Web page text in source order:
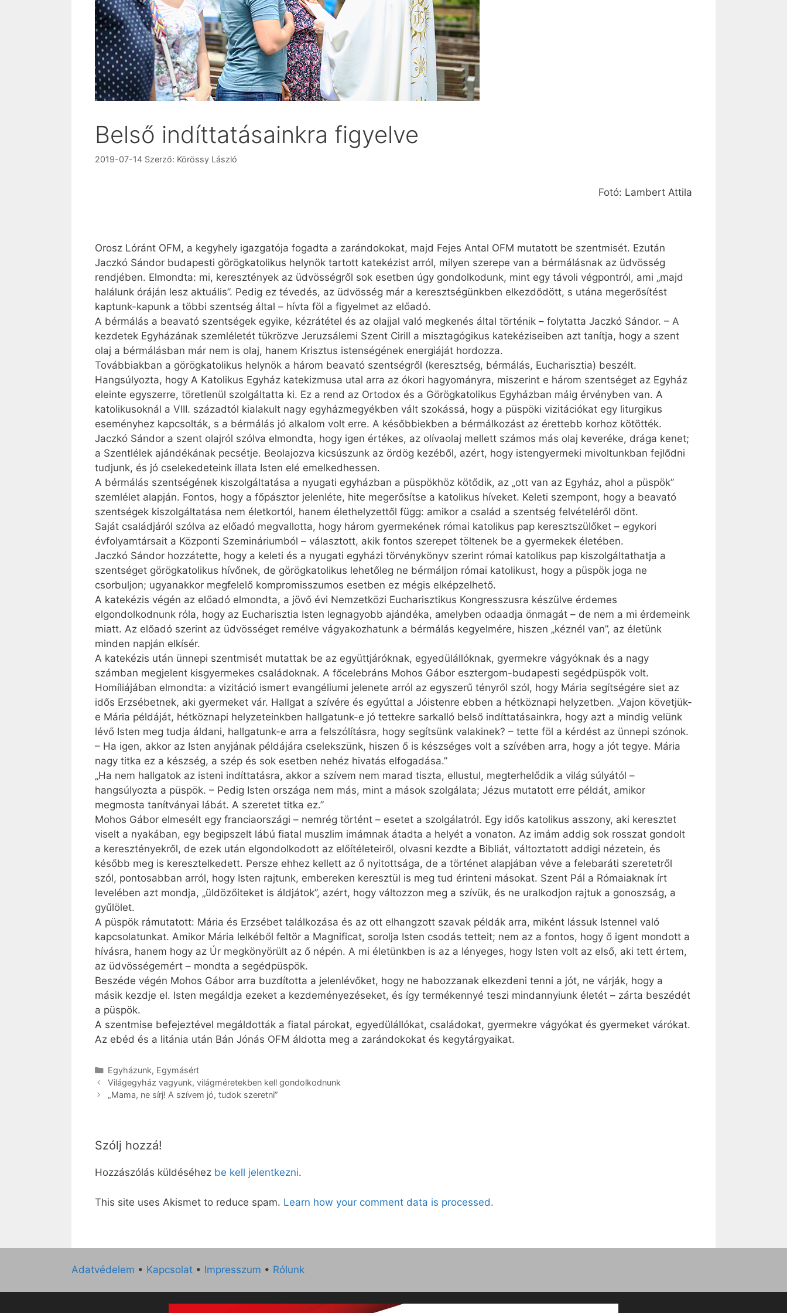
Belső indíttatásainkra figyelve
2019-07-14 Szerző: Körössy László
Fotó: Lambert Attila
Orosz Lóránt OFM, a kegyhely igazgatója fogadta a zarándokokat, majd Fejes Antal OFM mutatott be szentmisét. Ezután
Jaczkó Sándor budapesti görögkatolikus helynök tartott katekézist arról, milyen szerepe van a bérmálásnak az üdvösség
rendjében. Elmondta: mi, keresztények az üdvösségről sok esetben úgy gondolkodunk, mint egy távoli végpontról, ami „majd
halálunk óráján lesz aktuális”. Pedig ez tévedés, az üdvösség már a keresztségünkben elkezdődött, s utána megerősítést
kaptunk-kapunk a többi szentség által – hívta föl a figyelmet az előadó.
A bérmálás a beavató szentségek egyike, kézrátétel és az olajjal való megkenés által történik – folytatta Jaczkó Sándor. – A
kezdetek Egyházának szemléletét tükrözve Jeruzsálemi Szent Cirill a misztagógikus katekéziseiben azt tanítja, hogy a szent
olaj a bérmálásban már nem is olaj, hanem Krisztus istenségének energiáját hordozza.
Továbbiakban a görögkatolikus helynök a három beavató szentségről (keresztség, bérmálás, Eucharisztia) beszélt.
Hangsúlyozta, hogy A Katolikus Egyház katekizmusa utal arra az ókori hagyományra, miszerint e három szentséget az Egyház
eleinte egyszerre, töretlenül szolgáltatta ki. Ez a rend az Ortodox és a Görögkatolikus Egyházban máig érvényben van. A
katolikusoknál a VIII. századtól kialakult nagy egyházmegyékben vált szokássá, hogy a püspöki vizitációkat egy liturgikus
eseményhez kapcsolták, s a bérmálás jó alkalom volt erre. A későbbiekben a bérmálkozást az érettebb korhoz kötötték.
Jaczkó Sándor a szent olajról szólva elmondta, hogy igen értékes, az olívaolaj mellett számos más olaj keveréke, drága kenet;
a Szentlélek ajándékának pecsétje. Beolajozva kicsúszunk az ördög kezéből, azért, hogy istengyermeki mivoltunkban fejlődni
tudjunk, és jó cselekedeteink illata Isten elé emelkedhessen.
A bérmálás szentségének kiszolgáltatása a nyugati egyházban a püspökhöz kötődik, az „ott van az Egyház, ahol a püspök”
szemlélet alapján. Fontos, hogy a főpásztor jelenléte, hite megerősítse a katolikus híveket. Keleti szempont, hogy a beavató
szentségek kiszolgáltatása nem életkortól, hanem élethelyzettől függ: amikor a család a szentség felvételéről dönt.
Saját családjáról szólva az előadó megvallotta, hogy három gyermekének római katolikus pap keresztszülőket – egykori
évfolyamtársait a Központi Szemináriumból – választott, akik fontos szerepet töltenek be a gyermekek életében.
Jaczkó Sándor hozzátette, hogy a keleti és a nyugati egyházi törvénykönyv szerint római katolikus pap kiszolgáltathatja a
szentséget görögkatolikus hívőnek, de görögkatolikus lehetőleg ne bérmáljon római katolikust, hogy a püspök joga ne
csorbuljon; ugyanakkor megfelelő kompromisszumos esetben ez mégis elképzelhető.
A katekézis végén az előadó elmondta, a jövő évi Nemzetközi Eu­charisztikus Kongresszusra készülve érdemes
elgondolkodnunk róla, hogy az Eucharisztia Isten legnagyobb ajándéka, amelyben odaadja önmagát – de nem a mi érdemeink
miatt. Az előadó szerint az üdvösséget remélve vágyakozhatunk a bérmálás kegyelmére, hiszen „kéznél van”, az életünk
minden napján elkísér.
A katekézis után ünnepi szentmisét mutattak be az együttjáróknak, egyedülállóknak, gyermekre vágyóknak és a nagy
számban megjelent kisgyermekes családoknak. A főcelebráns Mohos Gábor esztergom-budapesti segédpüspök volt.
Homíliájában elmondta: a vizitáció ismert evangéliumi jelenete arról az egyszerű tényről szól, hogy Mária segítségére siet az
idős Erzsébetnek, aki gyermeket vár. Hallgat a szívére és egyúttal a Jóistenre ebben a hétköznapi helyzetben. „Vajon követjük-
e Mária példáját, hétköznapi helyzeteinkben hallgatunk-e jó tettekre sarkalló belső indíttatásainkra, hogy azt a mindig velünk
lévő Isten meg tudja áldani, hallgatunk-e arra a felszólításra, hogy segítsünk valakinek? – tette föl a kérdést az ünnepi szónok.
– Ha igen, akkor az Isten anyjának példájára cselekszünk, hiszen ő is készséges volt a szívében arra, hogy a jót tegye. Mária
nagy titka ez a kész­ség, a szép és sok esetben nehéz hivatás elfogadása.”
„Ha nem hallgatok az isteni indíttatásra, akkor a szívem nem marad tiszta, ellustul, megterhelődik a világ súlyától –
hangsúlyozta a püspök. – Pedig Isten országa nem más, mint a mások szolgálata; Jézus mutatott erre példát, amikor
megmosta tanítványai lábát. A szeretet titka ez.”
Mohos Gábor elmesélt egy franciaországi – nemrég történt – esetet a szolgálatról. Egy idős katolikus asszony, aki keresztet
viselt a nyakában, egy begipszelt lábú fiatal muszlim imámnak átadta a helyét a vonaton. Az imám addig sok rosszat gondolt
a keresztényekről, de ezek után elgondolkodott az előítéleteiről, olvasni kezdte a Bibliát, változtatott addigi nézetein, és
később meg is keresztelkedett. Persze ehhez kellett az ő nyitottsága, de a történet alapjában véve a felebaráti szeretetről
szól, pontosabban arról, hogy Isten rajtunk, embereken keresztül is meg tud érinteni másokat. Szent Pál a Rómaiaknak írt
levelében azt mondja, „üldözőiteket is áldjátok”, azért, hogy változzon meg a szívük, és ne uralkodjon rajtuk a gonoszság, a
gyűlölet.
A püspök rámutatott: Mária és Erzsébet találkozása és az ott elhangzott szavak példák arra, miként lássuk Istennel való
kapcsolatunkat. Amikor Mária lelkéből feltör a Magnificat, sorolja Isten csodás tetteit; nem az a fontos, hogy ő igent mondott a
hívásra, hanem hogy az Úr megkönyörült az ő népén. A mi életünkben is az a lényeges, hogy Isten volt az első, aki tett értem,
az üdvösségemért – mondta a segédpüspök.
Beszéde végén Mohos Gábor arra buzdította a jelenlévőket, hogy ne habozzanak elkezdeni tenni a jót, ne várják, hogy a
másik kezdje el. Isten megáldja ezeket a kezdeményezéseket, és így termékennyé teszi mind­annyiunk életét – zárta beszédét
a püspök.
A szentmise befejeztével megáldották a fiatal párokat, egyedülállókat, családokat, gyermekre vágyókat és gyermeket várókat.
Az ebéd és a litánia után Bán Jónás OFM áldotta meg a zarándokokat és kegytárgyaikat.
Kategória
Egyházunk, Egymásért
Világegyház vagyunk, világméretekben kell gondolkodnunk
„Mama, ne sírj! A szívem jó, tudok szeretni”
Szólj hozzá!
Hozzászólás küldéséhez be kell jelentkezni.
This site uses Akismet to reduce spam. Learn how your comment data is processed.
Adatvédelem • Kapcsolat • Impresszum • Rólunk